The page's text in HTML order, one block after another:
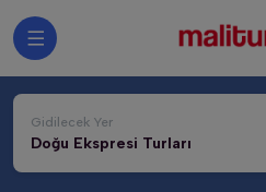
Gidilecek Yer
Doğu Ekspresi Turları